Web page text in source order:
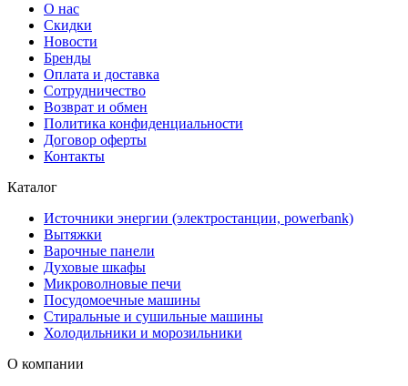
О нас
Скидки
Новости
Бренды
Оплата и доставка
Сотрудничество
Возврат и обмен
Политика конфиденциальности
Договор оферты
Контакты
Каталог
Источники энергии (электростанции, powerbank)
Вытяжки
Варочные панели
Духовые шкафы
Микроволновые печи
Посудомоечные машины
Стиральные и сушильные машины
Холодильники и морозильники
О компании